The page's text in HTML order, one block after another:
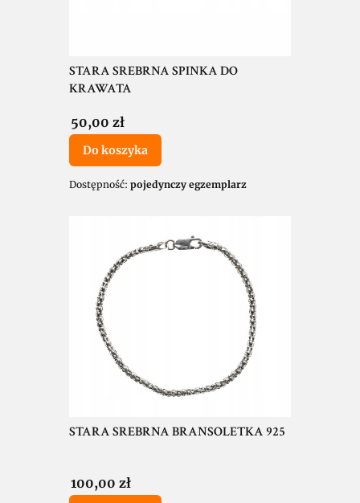
STARA SREBRNA SPINKA DO
KRAWATA
Cena
50,00 zł
Do koszyka
Dostępność: pojedynczy egzemplarz
STARA SREBRNA BRANSOLETKA 925
Cena
100,00 zł